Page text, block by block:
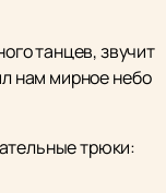
танцев, звучит
нам мирное небо
трюки: